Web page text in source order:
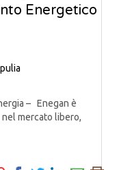
Energetico
– Enegan è
mercato libero,